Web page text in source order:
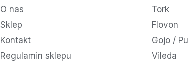
O nas
Sklep
Kontakt
Regulamin sklepu
Tork
Flovon
Gojo /
Vileda